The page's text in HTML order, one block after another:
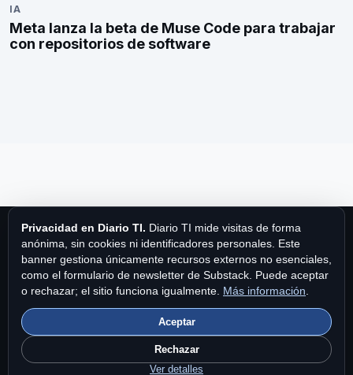
IA
Meta lanza la beta de Muse Code para trabajar
con repositorios de software
Diario TI
Diario TI es una publicación de MPA Publishing International Ltd.
Fundado en 1997.
|Privacidad y cookies
Brand Story
en Diario TI.
Privacidad en Diario TI. Diario TI mide visitas de forma
anónima, sin cookies ni identificadores personales. Este
banner gestiona únicamente recursos externos no esenciales,
como el formulario de newsletter de Substack. Puede aceptar
o rechazar; el sitio funciona igualmente. Más información
Aceptar
Rechazar
Ver detalles